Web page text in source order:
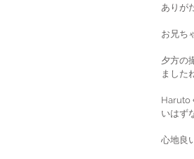
ありが
お兄ち
夕方の
ました
Haruto
いはず
心地良